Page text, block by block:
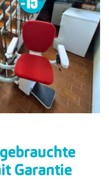
Garantie